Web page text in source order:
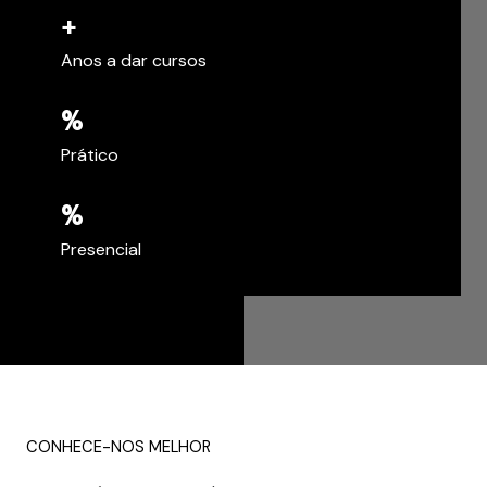
+
Anos a dar cursos
%
Prático
%
Presencial
CONHECE-NOS MELHOR